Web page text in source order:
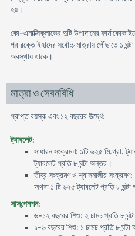
হয়।
কো-এমাক্সিক্লাভের দুটি উপাদানের
পর রক্তে ইহাদের সর্বোচ্চ মাত্রায় পৌঁছাতে ১
অবস্থায় থাকে।
মাত্রা ও সেবনবিধি
প্রাপ্ত বয়স্ক এবং ১২ বছরের ঊর্দ্ধে:
ট্যাবলেট:
সাধারন সংক্রমণ: ১টি ৬২৫ মি.গ্রা.
ট্যাবলেট প্রতি ৮ ঘন্টা অন্তর।
তীব্র সংক্রমণ ও শ্বাসনালীর সংক্রমণ:
অথবা ১ টি ৬২৫ ট্যাবলেট প্রতি ৮
সাস্‌পেনশন:
৬-১২ বছরের শিশু: ২ চামচ প্রতি ৮
১-৬ বছরের শিশু: ১ চামচ প্রতি ৮